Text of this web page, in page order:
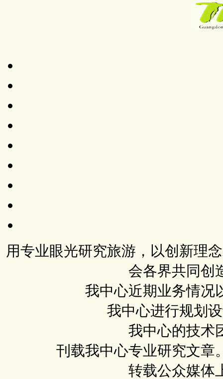
用专业眼光研究旅游，以创新理
会各界共同创
我中心近期业务情况
我中心进行规划
我中心的技术
刊载我中心专业研究文章
转载公众媒体